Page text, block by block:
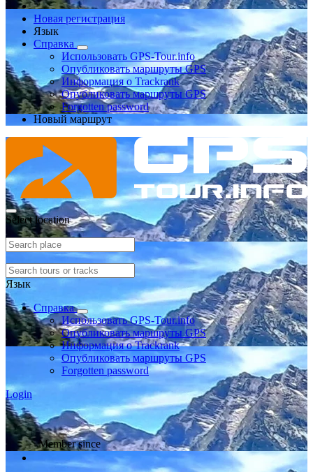
Новая регистрация
Язык
Справка
Использовать GPS-Tour.info
Опубликовать маршруты GPS
Информация о Trackrank
Опубликовать маршруты GPS
Forgotten password
Новый маршрут
Select location
Язык
Справка
Использовать GPS-Tour.info
Опубликовать маршруты GPS
Информация о Trackrank
Опубликовать маршруты GPS
Forgotten password
Login
Member since